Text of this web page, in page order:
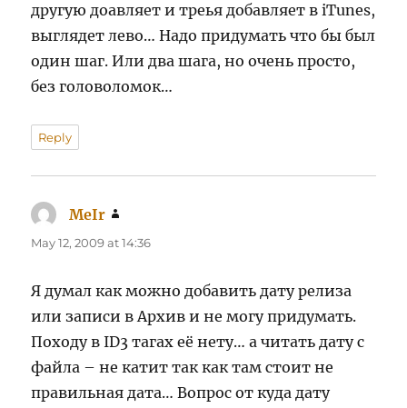
другую доавляет и треья добавляет в iTunes,
выглядет лево… Надо придумать что бы был
один шаг. Или два шага, но очень просто,
без головоломок…
Reply
MeIr
May 12, 2009 at 14:36
Я думал как можно добавить дату релиза
или записи в Архив и не могу придумать.
Походу в ID3 тагах её нету… а читать дату с
файла – не катит так как там стоит не
правильная дата… Вопрос от куда дату